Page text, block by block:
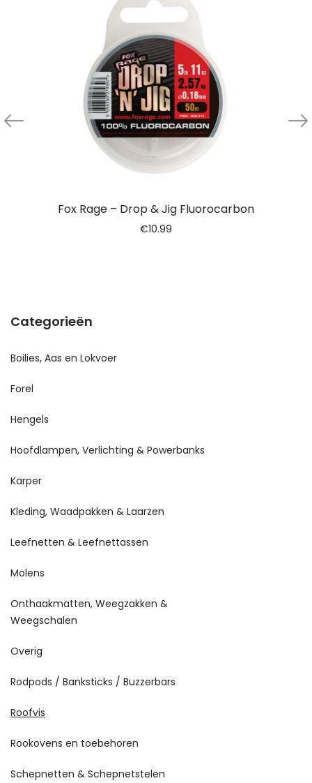
Fox Rage – Drop & Jig Fluorocarbon
€10.99
Categorieën
Boilies, Aas en Lokvoer
Forel
Hengels
Hoofdlampen, Verlichting & Powerbanks
Karper
Kleding, Waadpakken & Laarzen
Leefnetten & Leefnettassen
Molens
Onthaakmatten, Weegzakken &
Weegschalen
Overig
Rodpods / Banksticks / Buzzerbars
Roofvis
Rookovens en toebehoren
Schepnetten & Schepnetstelen